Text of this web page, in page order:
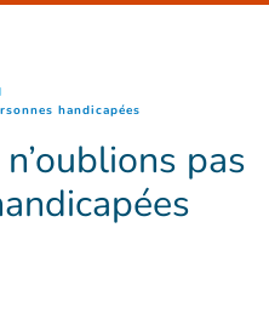
handicapées
pas